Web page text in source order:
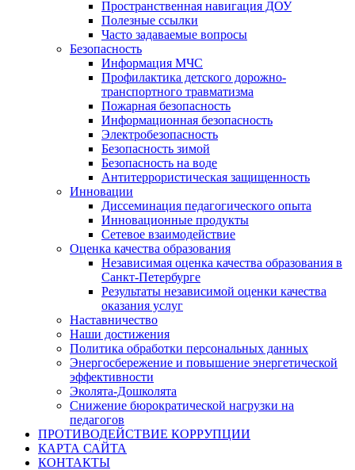
Пространственная навигация ДОУ
Полезные ссылки
Часто задаваемые вопросы
Безопасность
Информация МЧС
Профилактика детского дорожно-
транспортного травматизма
Пожарная безопасность
Информационная безопасность
Электробезопасность
Безопасность зимой
Безопасность на воде
Антитеррористическая защищенность
Инновации
Диссеминация педагогического опыта
Инновационные продукты
Сетевое взаимодействие
Оценка качества образования
Независимая оценка качества образования в
Санкт-Петербурге
Результаты независимой оценки качества
оказания услуг
Наставничество
Наши достижения
Политика обработки персональных данных
Энергосбережение и повышение энергетической
эффективности
Эколята-Дошколята
Снижение бюрократической нагрузки на
педагогов
ПРОТИВОДЕЙСТВИЕ КОРРУПЦИИ
КАРТА САЙТА
КОНТАКТЫ